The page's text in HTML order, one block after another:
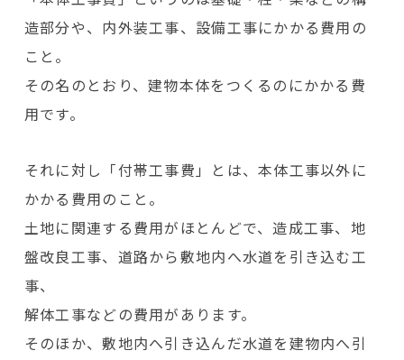
造部分や、内外装工事、設備工事にかかる費用の
こと。
その名のとおり、建物本体をつくるのにかかる費
用です。
それに対し「付帯工事費」とは、本体工事以外に
かかる費用のこと。
土地に関連する費用がほとんどで、造成工事、地
盤改良工事、道路から敷地内へ水道を引き込む工
事、
解体工事などの費用があります。
そのほか、敷地内へ引き込んだ水道を建物内へ引